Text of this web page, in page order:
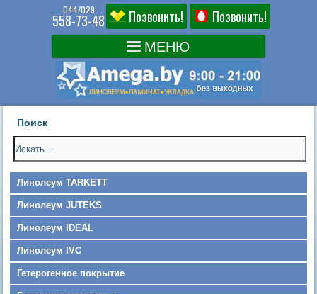
044/029
558-73-48 Позвонить! Позвонить!
Поиск
Линолеум TARKETT
Линолеум JUTEKS
Линолеум IDEAL
Линолеум IVC
Гетерогенное покрытие